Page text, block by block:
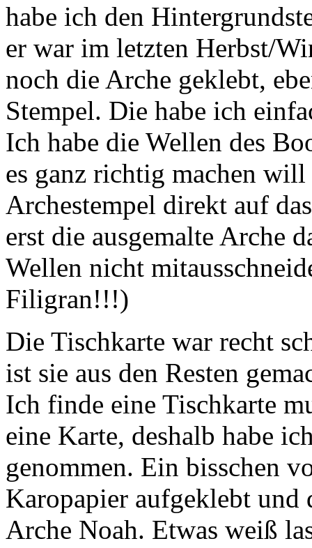
habe ich den
er war im letzten Herbst/
noch die Arche geklebt,
Stempel. Die habe ich
Ich habe die Wellen des
es ganz richtig machen
Archestempel direkt auf
erst die ausgemalte Arche
Wellen nicht
Filigran!!!)
Die Tischkarte war recht
ist sie aus den Resten
Ich finde eine Tischkarte
eine Karte, deshalb habe
genommen. Ein bisschen
Karopapier aufgeklebt und
Arche Noah. Etwas weiß